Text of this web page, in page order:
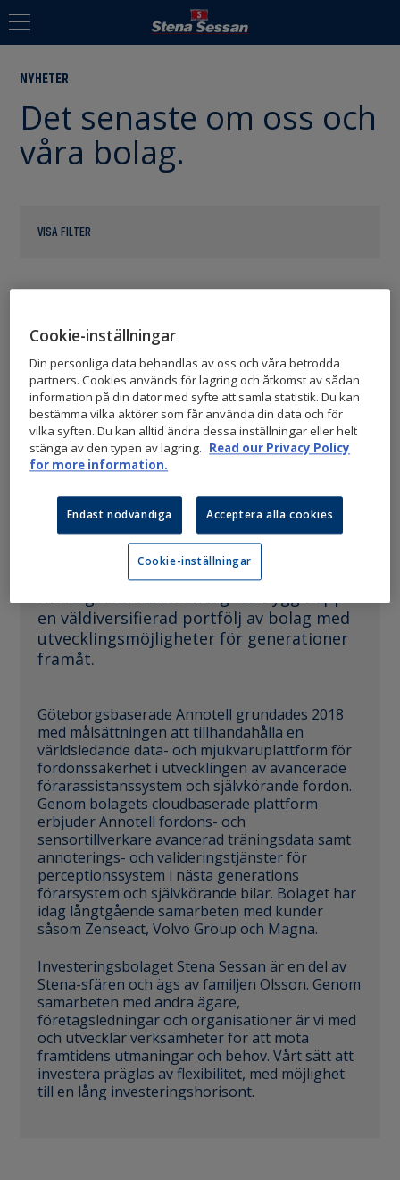
NYHETER
Det senaste om oss och
våra bolag.
VISA FILTER
2020-09-30
STENA SESSAN INVESTERAR I
ANNOTELL
Stena Sessan har i september 2020
investerat i det svenska annoterings- och
mjukvarubolaget Annotell. I samband
med investeringen går Stena Sessan in
som en av bolagets största ägare.
Investeringen är en del av Stena Sessans
strategi och målsättning att bygga upp
en väldiversifierad portfölj av bolag med
utvecklingsmöjligheter för generationer
framåt.
Göteborgsbaserade Annotell grundades 2018
med målsättningen att tillhandahålla en
världsledande data- och mjukvaruplattform för
fordonssäkerhet i utvecklingen av avancerade
förarassistanssystem och självkörande fordon.
Genom bolagets cloudbaserade plattform
erbjuder Annotell fordons- och
sensortillverkare avancerad träningsdata samt
annoterings- och valideringstjänster för
perceptionssystem i nästa generations
förarsystem och självkörande bilar. Bolaget har
idag långtgående samarbeten med kunder
såsom Zenseact, Volvo Group och Magna.
Investeringsbolaget Stena Sessan är en del av
Stena-sfären och ägs av familjen Olsson. Genom
samarbeten med andra ägare,
företagsledningar och organisationer är vi med
och utvecklar verksamheter för att möta
framtidens utmaningar och behov. Vårt sätt att
investera präglas av flexibilitet, med möjlighet
till en lång investeringshorisont.
Cookie-inställningar
Din personliga data behandlas av oss och våra betrodda
partners. Cookies används för lagring och åtkomst av sådan
information på din dator med syfte att samla statistik. Du kan
bestämma vilka aktörer som får använda din data och för
vilka syften. Du kan alltid ändra dessa inställningar eller helt
stänga av den typen av lagring. Read our Privacy Policy
for more information.
Endast nödvändiga Acceptera alla cookies
Cookie-inställningar